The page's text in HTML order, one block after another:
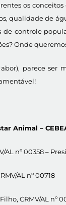
os
qualidade de
de controle
Onde
parece
Animal –
AL nº 00358 –
AL nº 00718
CRMV/AL nº